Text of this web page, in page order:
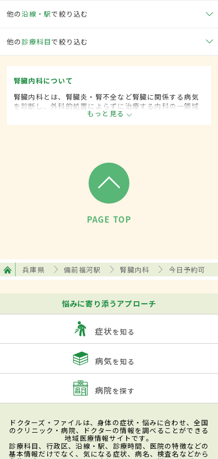
他の沿線・駅で絞り込む
他の 診療科目で絞り込む
腎臓内科について
腎臓内科とは、腎臓炎・腎不全など腎臓に関係する病気
を診断し、外科的処置によらずに治療する内科の一領域
もっと見る
PAGE TOP
兵庫県 備前福河駅 腎臓内科 今日予約可
悩みに寄り添うアプローチ
症状を知る
病気を知る
病院を探す
ドクターズ・ファイルは、身体の症状・悩みに合わせ、全国
のクリニック・病院、ドクターの情報を調べることができる
地域医療情報サイトです。
診療科目、行政区、沿線・駅、診療時間、医院の特徴などの
基本情報だけでなく、気になる症状、病名、検査名などから